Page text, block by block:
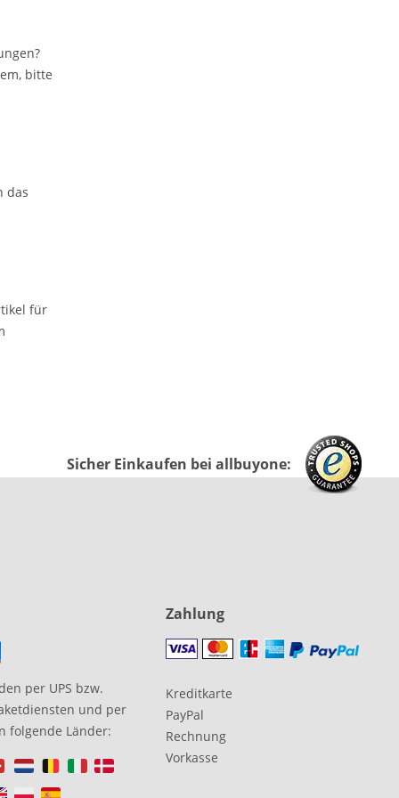
bitte
das
für
Sicher Einkaufen bei allbuyone:
per UPS bzw.
und per
folgende Länder:
Zahlung
Kreditkarte
PayPal
Rechnung
Vorkasse